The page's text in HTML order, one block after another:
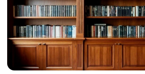
Выбирайте мебель с учётом реальных
потребностей: нужны ли места для хранения,
рабочая зона, пространство для техники
подобранной мебели